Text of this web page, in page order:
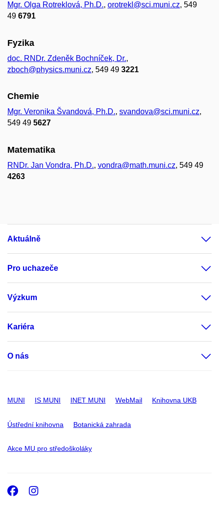
Mgr. Olga Rotreklová, Ph.D., orotrekl@sci.muni.cz, 549
49 6791
Fyzika
doc. RNDr. Zdeněk Bochníček, Dr.,
zboch@physics.muni.cz, 549 49 3221
Chemie
Mgr. Veronika Švandová, Ph.D., svandova@sci.muni.cz,
549 49 5627
Matematika
RNDr. Jan Vondra, Ph.D., vondra@math.muni.cz, 549 49
4263
Aktuálně
Pro uchazeče
Výzkum
Kariéra
O nás
MUNI IS MUNI INET MUNI WebMail Knihovna UKB
Ústřední knihovna Botanická zahrada
Akce MU pro středoškoláky
Facebook
Instagram